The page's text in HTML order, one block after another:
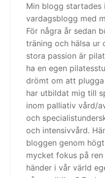
Min blogg startades
vardagsblogg med
För några år sedan
träning och hälsa ur
stora passion är
ha en egen
drömt om att
har utbildat mig till
inom palliativ vård/
och
och intensivvård.
bloggen genom
mycket fokus på
händer i vår värld